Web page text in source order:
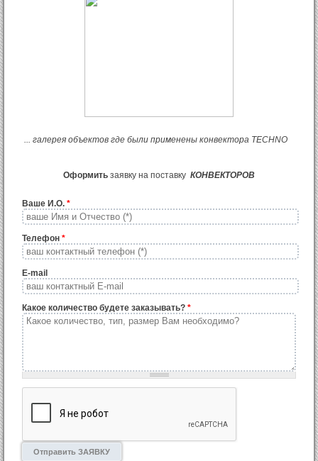
... галерея объектов где были применены конвектора TECHNO
Оформить заявку на поставку КОНВЕКТОРОВ
Ваше И.О.*
Телефон*
E-mail
Какое количество будете заказывать?*